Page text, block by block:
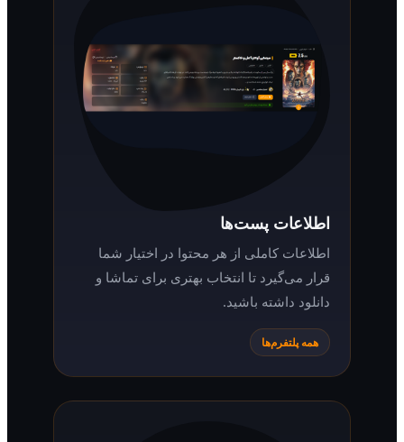
اطلاعات پست‌ها
اطلاعات کاملی از هر محتوا در اختیار شما
قرار می‌گیرد تا انتخاب بهتری برای تماشا و
دانلود داشته باشید.
همه پلتفرم‌ها